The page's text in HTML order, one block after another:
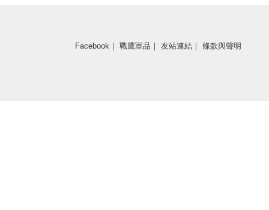
Facebook ｜ 戰鷹軍品 ｜ 友站連結 ｜ 條款與聲明